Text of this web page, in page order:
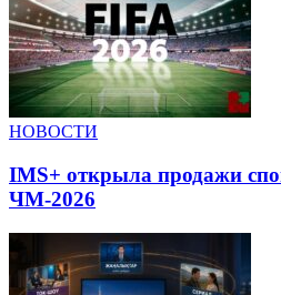
НОВОСТИ
IMS+ открыла продажи
ЧМ-2026